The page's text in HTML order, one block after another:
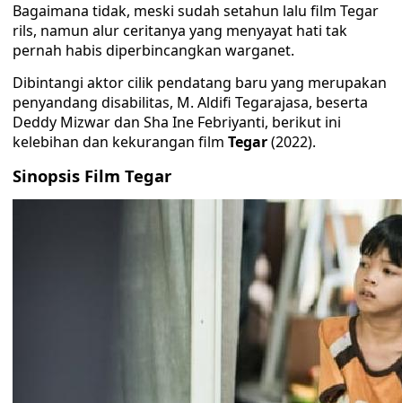
Bagaimana tidak, meski sudah setahun lalu film Tegar
rils, namun alur ceritanya yang menyayat hati tak
pernah habis diperbincangkan warganet.
Dibintangi aktor cilik pendatang baru yang merupakan
penyandang disabilitas, M. Aldifi Tegarajasa, beserta
Deddy Mizwar dan Sha Ine Febriyanti, berikut ini
kelebihan dan kekurangan film Tegar(2022).
Sinopsis Film Tegar